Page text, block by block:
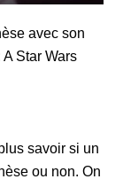
avec son
Star Wars
savoir si un
ou non. On